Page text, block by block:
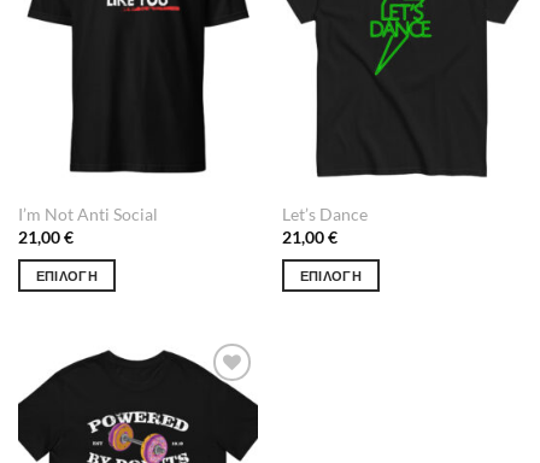
I’m Not Anti Social
21,00€
ΕΠΙΛΟΓΉ
πολλαπλές
παραλλαγές.
Οι
Let’s Dance
21,00€
ΕΠΙΛΟΓΉ
Πρόσθήκη
στην λίστα
επιθυμιών